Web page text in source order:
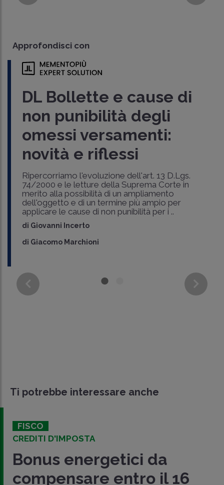
Approfondisci con
DL Bollette e cause di
non punibilità degli
omessi versamenti:
novità e riflessi
Ripercorriamo l'evoluzione dell'art. 13 D.Lgs.
74/2000 e le letture della Suprema Corte in
merito alla possibilità di un ampliamento
dell'oggetto e di un termine più ampio per
applicare le cause di non punibilità per i ..
di Giovanni Incerto
di Giacomo Marchioni
Ti potrebbe interessare anche
FISCO
CREDITI D'IMPOSTA
Bonus energetici da
compensare entro il 16